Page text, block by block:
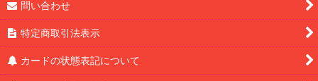
問い合わせ
特定商取引法表示
カードの状態表記について